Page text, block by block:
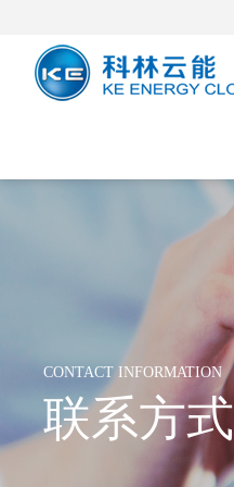
CONTACT INFORMATION
联系方式